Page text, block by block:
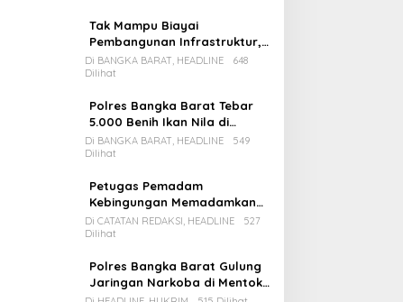
Tak Mampu Biayai
Pembangunan Infrastruktur,
Pemda Babar Rencana Utang
Rp65 M
Di BANGKA BARAT, HEADLINE
648
Dilihat
Polres Bangka Barat Tebar
5.000 Benih Ikan Nila di
Bozem Kampung Iklim
Di BANGKA BARAT, HEADLINE
549
Dilihat
Petugas Pemadam
Kebingungan Memadamkan
Apinya Sendiri
Di CATATAN REDAKSI, HEADLINE
527
Dilihat
Polres Bangka Barat Gulung
Jaringan Narkoba di Mentok,
2 Pemain Besar Diamankan, 1